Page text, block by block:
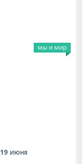
мы и мир
19 ИЮНЯ